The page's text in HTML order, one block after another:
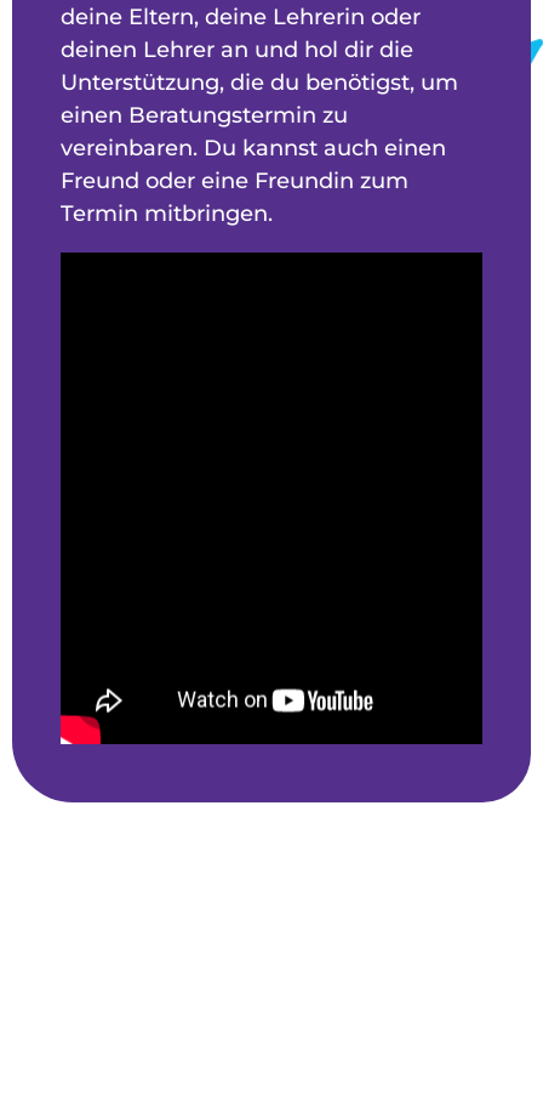
deine Eltern, deine Lehrerin oder
deinen Lehrer an und hol dir die
Unterstützung, die du benötigst, um
einen Beratungstermin zu
vereinbaren. Du kannst auch einen
Freund oder eine Freundin zum
Termin mitbringen.